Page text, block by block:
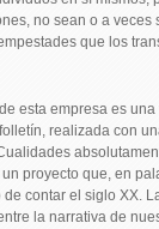
no sean o a veces
que los
esta empresa es
realizada con
un proyecto que, en
contar el siglo XX.
la narrativa de